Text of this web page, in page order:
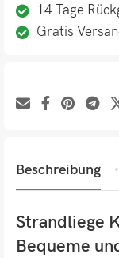
14 Tage
Gratis
Beschreibung
Strandliege
Bequeme